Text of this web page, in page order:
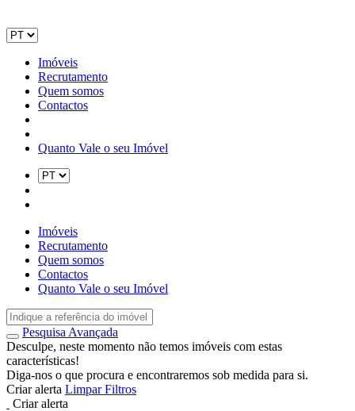
Imóveis
Recrutamento
Quem somos
Contactos
Quanto Vale o seu Imóvel
Imóveis
Recrutamento
Quem somos
Contactos
Quanto Vale o seu Imóvel
Pesquisa Avançada
Desculpe, neste momento não temos imóveis com estas
características!
Diga-nos o que procura e encontraremos sob medida para si.
Criar alerta Limpar Filtros
Criar alerta